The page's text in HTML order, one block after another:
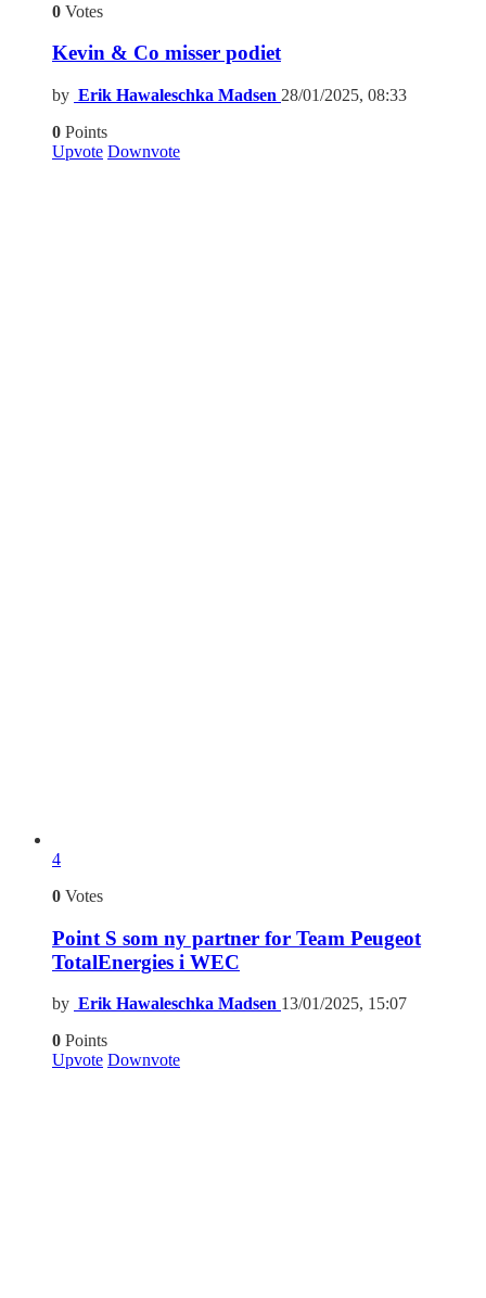
0 Votes
Kevin & Co misser podiet
by Erik Hawaleschka Madsen 28/01/2025, 08:33
0 Points
Upvote Downvote
4
0 Votes
Point S som ny partner for Team Peugeot
TotalEnergies i WEC
by Erik Hawaleschka Madsen 13/01/2025, 15:07
0 Points
Upvote Downvote